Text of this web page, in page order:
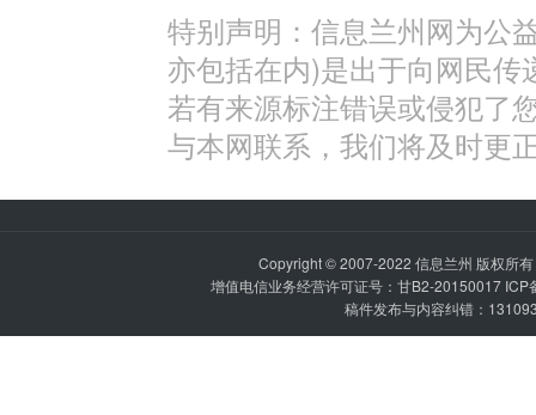
特别声明：信息兰州网为公
亦包括在内)是出于向网民
若有来源标注错误或侵犯了
与本网联系，我们将及时更
Copyright © 2007-2022 信息兰州 版权所
增值电信业务经营许可证号：甘B2-20150017 ICP
稿件发布与内容纠错：